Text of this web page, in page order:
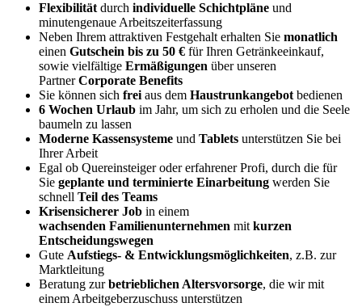
Flexibilitätdurch individuelle Schichtpläne und
minutengenaue Arbeitszeiterfassung
Neben Ihrem attraktiven Festgehalt erhalten Sie monatlich
einen Gutschein bis zu 50 € für Ihren Getränkeeinkauf,
sowie vielfältige Ermäßigungen über unseren
PartnerCorporate Benefits
Sie können sich freiaus dem Haustrunkangebotbedienen
6 Wochen Urlaub im Jahr, um sich zu erholen und die Seele
baumeln zu lassen
Moderne Kassensysteme und Tablets unterstützen Sie bei
Ihrer Arbeit
Egal ob Quereinsteiger oder erfahrener Profi, durch die für
Sie geplante und terminierte Einarbeitung werden Sie
schnell Teil des Teams
Krisensicherer Job in einem
wachsenden Familienunternehmen mitkurzen
Entscheidungswegen
Gute Aufstiegs- & Entwicklungsmöglichkeiten, z.B. zur
Marktleitung
Beratung zurbetrieblichen Altersvorsorge, die wir mit
einem Arbeitgeberzuschuss unterstützen